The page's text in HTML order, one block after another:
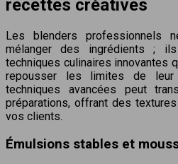
recettes créatives
Les blenders professionnels
mélanger des ingrédients ;
techniques culinaires innovantes
repousser les limites de leur
techniques avancées peut
préparations, offrant des
vos clients.
Émulsions stables et